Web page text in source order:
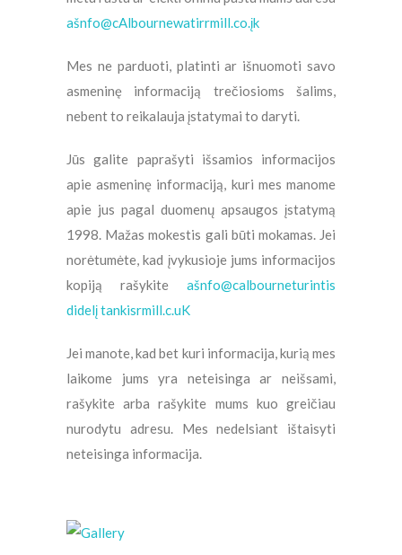
ašnfo@cAlbournewatirrmill.co.įk
Mes ne parduoti, platinti ar išnuomoti savo
asmeninę informaciją trečiosioms šalims,
nebent to reikalauja įstatymai to daryti.
Jūs galite paprašyti išsamios informacijos
apie asmeninę informaciją, kuri mes manome
apie jus pagal duomenų apsaugos įstatymą
1998. Mažas mokestis gali būti mokamas. Jei
norėtumėte, kad įvykusioje jums informacijos
kopiją rašykite ašnfo@calbourneturintis
didelį tankisrmill.c.uK
Jei manote, kad bet kuri informacija, kurią mes
laikome jums yra neteisinga ar neišsami,
rašykite arba rašykite mums kuo greičiau
nurodytu adresu. Mes nedelsiant ištaisyti
neteisinga informacija.